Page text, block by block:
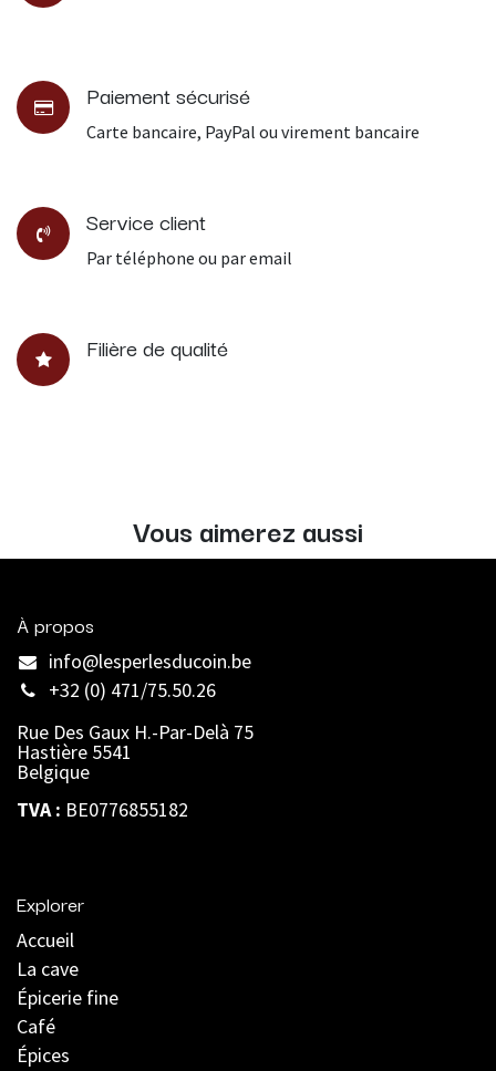
Paiement sécurisé
Carte bancaire, PayPal ou virement bancaire
Service client
Par téléphone ou par email
Filière de qualité
Vous aimerez aussi
À propos
info@lesperlesducoin.be​
+32 (0) 471/75.50.26
Rue Des Gaux H.-Par-Delà 75
Hastière 5541
Belgique
TVA : BE0776855182
Explorer
Accueil
La cave
Épicerie fine
Café
Épices